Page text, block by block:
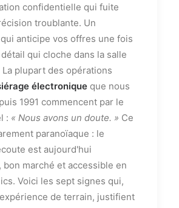
confidentielle qui fuite
troublante. Un
anticipe vos offres une fois
qui cloche dans la salle
plupart des opérations
électronique que nous
1991 commencent par le
: « Nous avons un doute. » Ce
paranoïaque : le
est aujourd'hui
bon marché et accessible en
Voici les sept signes qui,
de terrain, justifient